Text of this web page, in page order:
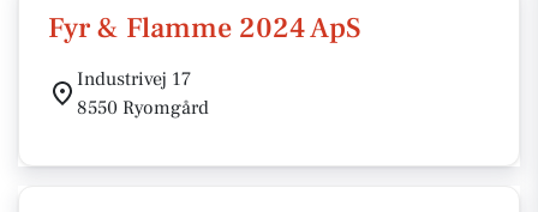
Fyr & Flamme 2024 ApS
Industrivej 17
8550 Ryomgård